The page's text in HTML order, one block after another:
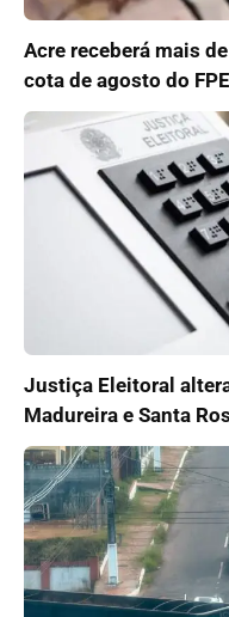
Acre receberá mais
cota de agosto do FPE
Justiça Eleitoral
Madureira e Santa